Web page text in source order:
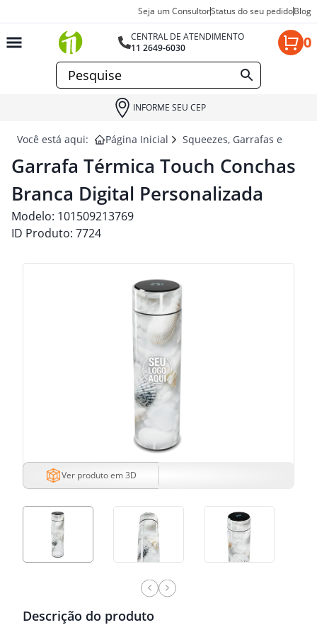
Seja um ConsultorStatus do seu pedidoBlog
CENTRAL DE ATENDIMENTO
11 2649-6030
0
INFORME SEU CEP
Você está aqui: Página Inicial Squeezes, Garrafas e
Garrafa Térmica Touch Conchas
Branca Digital Personalizada
Modelo: 101509213769
ID Produto: 7724
Ver produto em 3D
Descrição do produto